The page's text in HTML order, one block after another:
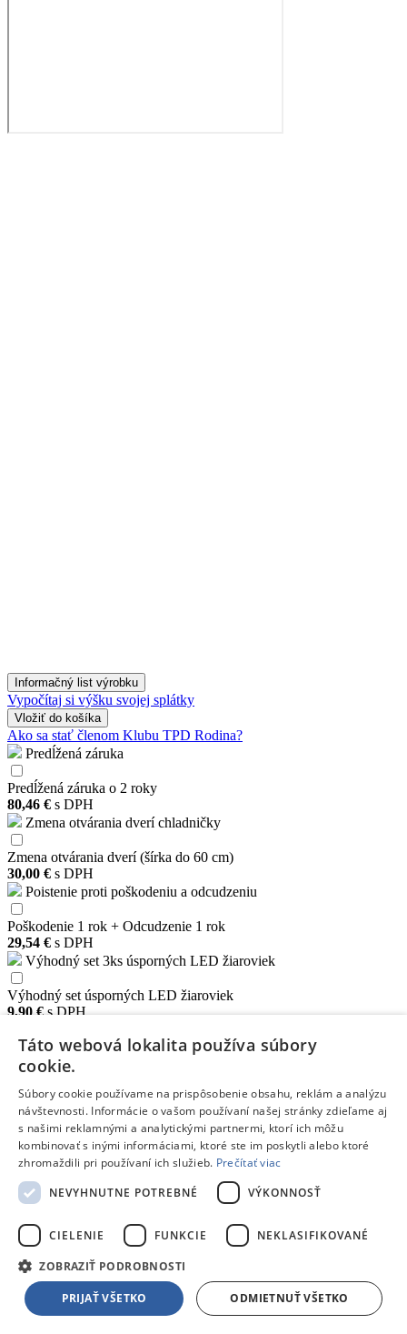
Informačný list výrobku
Vypočítaj si výšku svojej splátky
Vložiť do košíka
Ako sa stať členom Klubu TPD Rodina?
Predĺžená záruka
Predĺžená záruka o 2 roky
80,46 € s DPH
Zmena otvárania dverí chladničky
Zmena otvárania dverí (šírka do 60 cm)
30,00 € s DPH
Poistenie proti poškodeniu a odcudzeniu
Poškodenie 1 rok + Odcudzenie 1 rok
29,54 € s DPH
Výhodný set 3ks úsporných LED žiaroviek
Výhodný set úsporných LED žiaroviek
9,90 €s DPH
Slovenská firma
od roku 1987
Vyzdvihnutie
v 3 predajniach
Vrátenie do 14 dní
bez výhovoriek
Porovnávať
SKLADOM
Pripravenie tovaru pre nákup v predajni (rezervácia):
Bratislava
zajtra
Zvolen
už dnes
Žiar n. Hronom
11.08.
Doručenie kuriérom10.08. na doručovacej adrese
Táto webová lokalita používa súbory
cookie.
Súbory cookie používame na prispôsobenie obsahu, reklám a analýzu
návštevnosti. Informácie o vašom používaní našej stránky zdieľame aj
s našimi reklamnými a analytickými partnermi, ktorí ich môžu
kombinovať s inými informáciami, ktoré ste im poskytli alebo ktoré
zhromaždili pri používaní ich služieb. Prečítať viac
NEVYHNUTNE POTREBNÉ
VÝKONNOSŤ
CIELENIE FUNKCIE NEKLASIFIKOVANÉ
ZOBRAZIŤ PODROBNOSTI
PRIJAŤ VŠETKO ODMIETNUŤ VŠETKO